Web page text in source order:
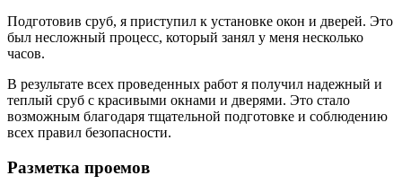
Подготовив сруб, я приступил к установке окон и дверей. Это
был несложный процесс, который занял у меня несколько
часов.
В результате всех проведенных работ я получил надежный и
теплый сруб с красивыми окнами и дверями. Это стало
возможным благодаря тщательной подготовке и соблюдению
всех правил безопасности.
Разметка проемов